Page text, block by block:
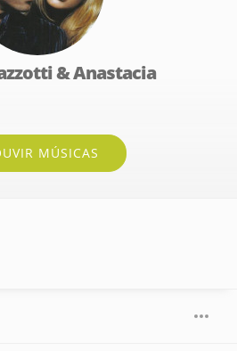
& Anastacia
MÚSICAS